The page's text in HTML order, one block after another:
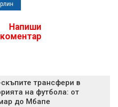
Напиши
коментар
трансфери в
на футбола: от
до Мбапе